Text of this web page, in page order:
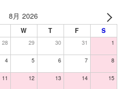
8月 2026
W T F S
28 29 30 31 1
4 5 6 7 8
11 12 13 14 15